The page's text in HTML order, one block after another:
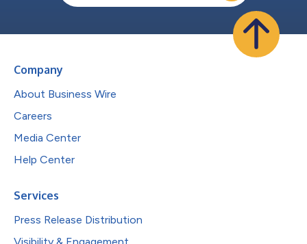
Company
About Business Wire
Careers
Media Center
Help Center
Services
Press Release Distribution